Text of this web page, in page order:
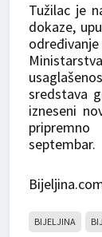
Tužilac je
dokaze,
sredstava
izneseni
septembar.
BIJELJINA